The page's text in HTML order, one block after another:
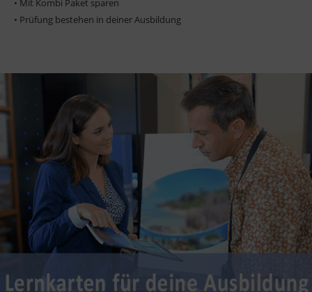
• Mit Kombi Paket sparen
• Prüfung bestehen in deiner Ausbildung